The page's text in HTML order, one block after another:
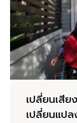
เปลี่ยนเสีย
เปลี่ยนแปล